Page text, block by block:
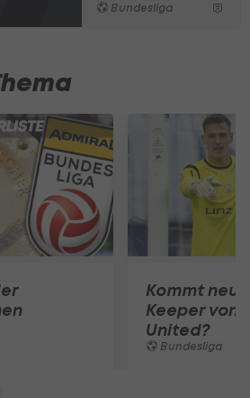
Bundesliga
Kommt
Keeper von
United?
Bundesliga